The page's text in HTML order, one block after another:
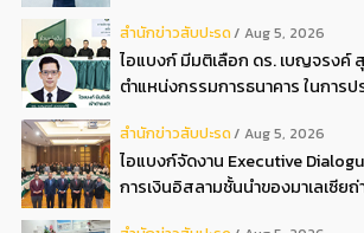
สํานักข่าวสับปะรด Aug 5, 2026
ไอแบงก์ มีมติเลือก ดร. เบญจรงค์
ตำแหน่งกรรมการธนาคาร ในการ
สํานักข่าวสับปะรด Aug 5, 2026
ไอแบงก์จัดงาน Executive
การเงินอิสลามชั้นนำของมาเลเซี